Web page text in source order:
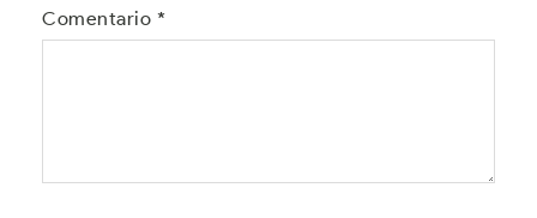
Comentario *